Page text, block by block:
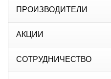
ПРОИЗВОДИТЕЛИ
АКЦИИ
СОТРУДНИЧЕСТВО